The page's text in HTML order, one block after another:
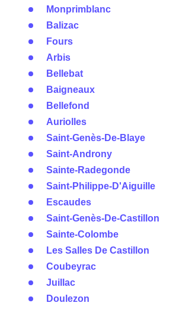
Monprimblanc
Balizac
Fours
Arbis
Bellebat
Baigneaux
Bellefond
Auriolles
Saint-Genès-De-Blaye
Saint-Androny
Sainte-Radegonde
Saint-Philippe-D'Aiguille
Escaudes
Saint-Genès-De-Castillon
Sainte-Colombe
Les Salles De Castillon
Coubeyrac
Juillac
Doulezon